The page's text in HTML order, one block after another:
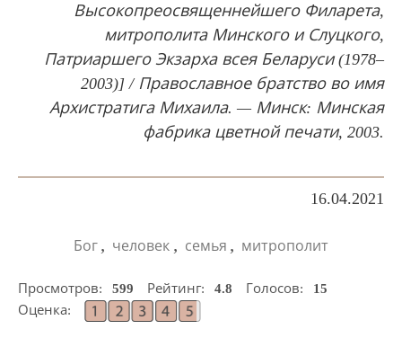
Высокопреосвященнейшего Филарета,
митрополита Минского и Слуцкого,
Патриаршего Экзарха всея Беларуси (1978–
2003)] / Православное братство во имя
Архистратига Михаила. — Минск: Минская
фабрика цветной печати, 2003.
16.04.2021
Бог , человек , семья , митрополит
Просмотров: 599 Рейтинг: 4.8 Голосов:
15
Оценка: